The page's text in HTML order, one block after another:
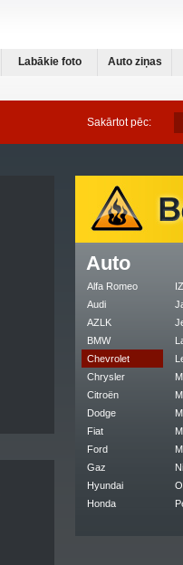
Labākie foto Auto ziņas
Sakārtot pēc:
Auto
Alfa Romeo
Audi
AZLK
BMW
Chevrolet
Chrysler
Citroën
Dodge
Fiat
Ford
Gaz
Hyundai
Honda